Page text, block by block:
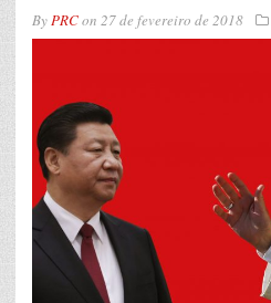
ByPRCon 27 de fevereiro de 2018